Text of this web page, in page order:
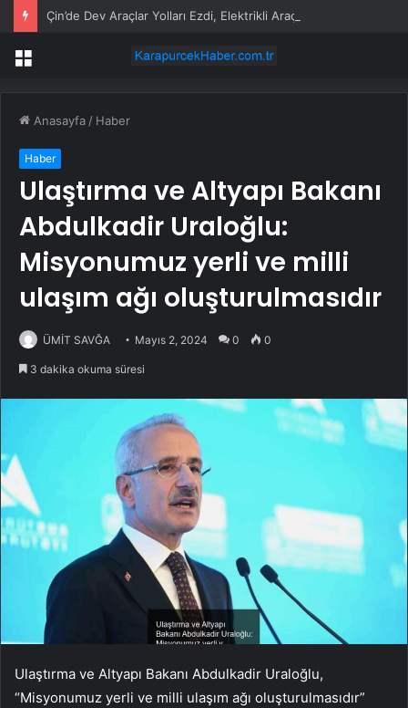
Menü
Anasayfa / Haber
Haber
Ulaştırma ve Altyapı Bakanı
Abdulkadir Uraloğlu:
Misyonumuz yerli ve milli
ulaşım ağı oluşturulmasıdır
ÜMİT SAVĞA Mayıs 2, 2024 0 0
3 dakika okuma süresi
Ulaştırma ve Altyapı Bakanı Abdulkadir Uraloğlu,
“Misyonumuz yerli ve milli ulaşım ağı oluşturulmasıdır”